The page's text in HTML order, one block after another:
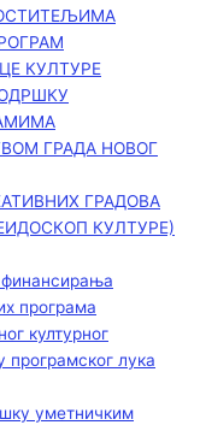
КУЛТУРЕ
ГРАДА НОВОГ
ГРАДОВА
КУЛТУРЕ)
програма
културног
програмског лука
уметничким